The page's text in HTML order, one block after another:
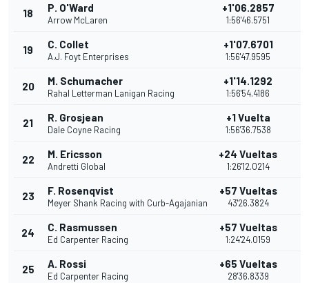
18 P. O'Ward
Arrow McLaren
+1'06.2857
1:56'46.5751
19 C. Collet
A.J. Foyt Enterprises
+1'07.6701
1:56'47.9595
20 M. Schumacher
Rahal Letterman Lanigan Racing
+1'14.1292
1:56'54.4186
21 R. Grosjean
Dale Coyne Racing
+1 Vuelta
1:56'36.7538
22 M. Ericsson
Andretti Global
+24 Vueltas
1:26'12.0214
23 F. Rosenqvist
Meyer Shank Racing with Curb-Agajanian
+57 Vueltas
43'26.3824
24 C. Rasmussen
Ed Carpenter Racing
+57 Vueltas
1:24'24.0159
25 A. Rossi
Ed Carpenter Racing
+65 Vueltas
28'36.8339